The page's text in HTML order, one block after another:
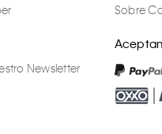
Newsletter
Sobre